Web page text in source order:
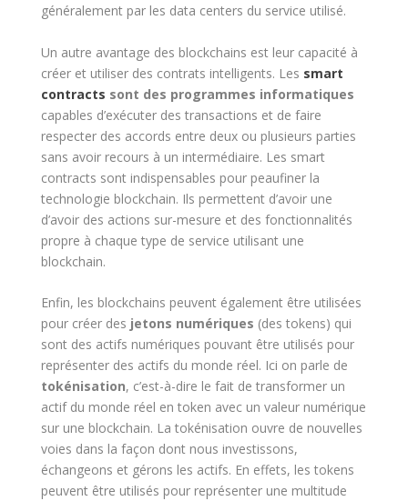
généralement par les data centers du service utilisé.
Un autre avantage des blockchains est leur capacité à
créer et utiliser des contrats intelligents. Les smart
contracts sont des programmes informatiques
capables d’exécuter des transactions et de faire
respecter des accords entre deux ou plusieurs parties
sans avoir recours à un intermédiaire. Les smart
contracts sont indispensables pour peaufiner la
technologie blockchain. Ils permettent d’avoir une
d’avoir des actions sur-mesure et des fonctionnalités
propre à chaque type de service utilisant une
blockchain.
Enfin, les blockchains peuvent également être utilisées
pour créer des jetons numériques (des tokens) qui
sont des actifs numériques pouvant être utilisés pour
représenter des actifs du monde réel. Ici on parle de
tokénisation, c’est-à-dire le fait de transformer un
actif du monde réel en token avec un valeur numérique
sur une blockchain. La tokénisation ouvre de nouvelles
voies dans la façon dont nous investissons,
échangeons et gérons les actifs. En effets, les tokens
peuvent être utilisés pour représenter une multitude